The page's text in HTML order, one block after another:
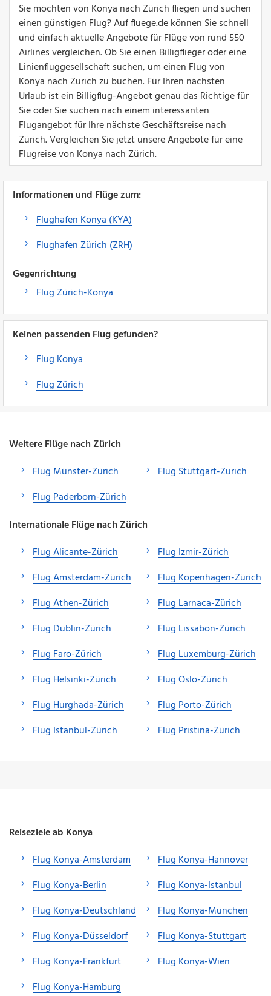
Sie möchten von Konya nach Zürich fliegen und suchen
einen günstigen Flug? Auf fluege.de können Sie schnell
und einfach aktuelle Angebote für Flüge von rund 550
Airlines vergleichen. Ob Sie einen Billigflieger oder eine
Linienfluggesellschaft suchen, um einen Flug von
Konya nach Zürich zu buchen. Für Ihren nächsten
Urlaub ist ein Billigflug-Angebot genau das Richtige für
Sie oder Sie suchen nach einem interessanten
Flugangebot für Ihre nächste Geschäftsreise nach
Zürich. Vergleichen Sie jetzt unsere Angebote für eine
Flugreise von Konya nach Zürich.
Informationen und Flüge zum:
Flughafen Konya (KYA)
Flughafen Zürich (ZRH)
Gegenrichtung
Flug Zürich-Konya
Keinen passenden Flug gefunden?
Flug Konya
Flug Zürich
Weitere Flüge nach Zürich
Flug Münster-Zürich
Flug Paderborn-Zürich
Flug Stuttgart-Zürich
Internationale Flüge nach Zürich
Flug Alicante-Zürich
Flug Amsterdam-Zürich
Flug Athen-Zürich
Flug Dublin-Zürich
Flug Faro-Zürich
Flug Helsinki-Zürich
Flug Hurghada-Zürich
Flug Istanbul-Zürich
Flug Izmir-Zürich
Flug Kopenhagen-Zürich
Flug Larnaca-Zürich
Flug Lissabon-Zürich
Flug Luxemburg-Zürich
Flug Oslo-Zürich
Flug Porto-Zürich
Flug Pristina-Zürich
Reiseziele ab Konya
Flug Konya-Amsterdam
Flug Konya-Berlin
Flug Konya-Deutschland
Flug Konya-Düsseldorf
Flug Konya-Frankfurt
Flug Konya-Hamburg
Flug Konya-Hannover
Flug Konya-Istanbul
Flug Konya-München
Flug Konya-Stuttgart
Flug Konya-Wien